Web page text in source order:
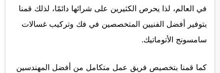
في العالم، لذا يحرص الكثيرين على شرائها دائمًا، لذلك قمنا
بتوفير أفضل الفنيين المتخصصين في فك وتركيب غسالات
سامسونج الأتوماتيك.
كما قمنا بتخصيص فريق عمل متكامل من أفضل المهندسين